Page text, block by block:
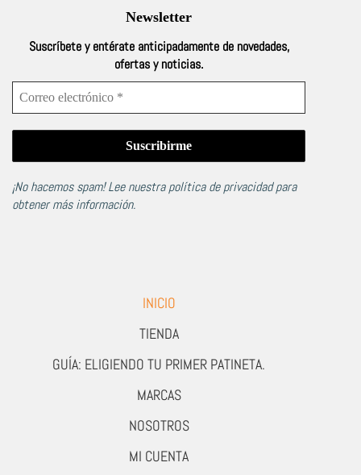
Newsletter
Suscríbete y entérate anticipadamente de novedades,
ofertas y noticias.
¡No hacemos spam! Lee nuestrapolítica de privacidadpara
obtener más información.
INICIO
TIENDA
GUÍA: ELIGIENDO TU PRIMER PATINETA.
MARCAS
NOSOTROS
MI CUENTA